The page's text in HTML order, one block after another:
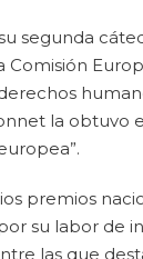
segunda
Comisión
la obtuvo
premios
su labor de
las que